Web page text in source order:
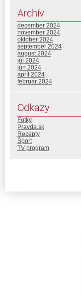
Archív
december 2024
november 2024
október 2024
september 2024
august 2024
júl 2024
jún 2024
apríl 2024
február 2024
Odkazy
Fotky
Pravda.sk
Recepty
Šport
TV program